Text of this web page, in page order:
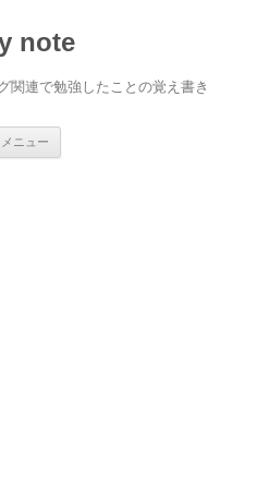
note
関連で勉強したことの覚え書き
メニュー